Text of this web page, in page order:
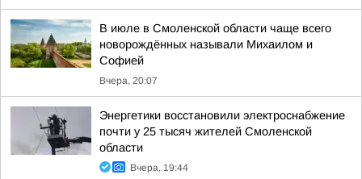
В июле в Смоленской области чаще всего
новорождённых называли Михаилом и
Софией
Вчера, 20:07
Энергетики восстановили электроснабжение
почти у 25 тысяч жителей Смоленской
области
Вчера, 19:44